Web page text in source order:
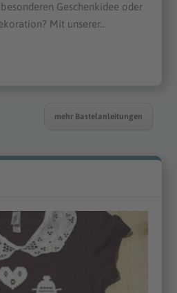
Geschenkidee oder
Mit unserer...
mehr Bastelanleitungen